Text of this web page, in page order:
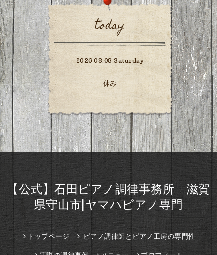
today
2026.08.08 Saturday
休み
【公式】石田ピアノ調律事務所 滋賀
県守山市|ヤマハピアノ専門
トップページ ピアノ調律師とピアノ工房の専門性